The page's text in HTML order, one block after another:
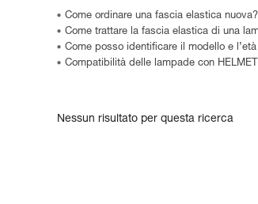
Come ordinare una fascia elastica nuova?
Come trattare la fascia elastica di una
Come posso identificare il modello e
Compatibilità delle lampade con HELMET
Nessun risultato per questa ricerca